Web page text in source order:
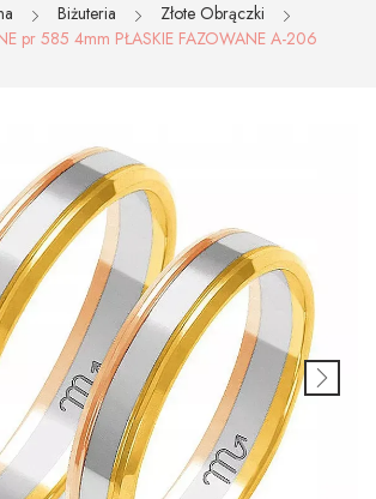
Biżuteria
Złote Obrączki
pr 585 4mm PŁASKIE FAZOWANE A-206